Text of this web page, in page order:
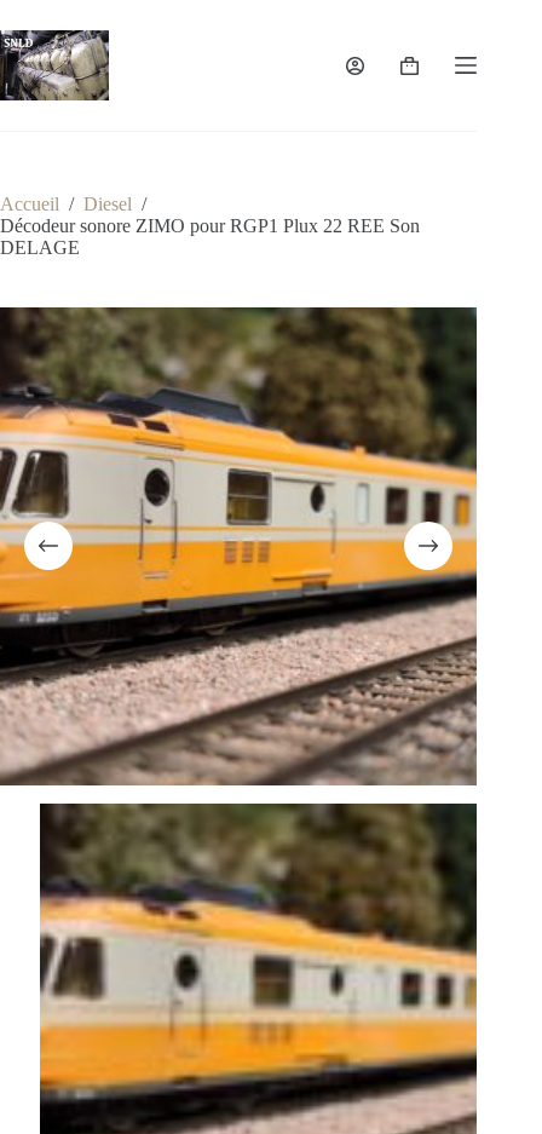
au
contenu
Panier
Accueil / Diesel /
Décodeur sonore ZIMO pour RGP1 Plux 22 REE Son
DELAGE